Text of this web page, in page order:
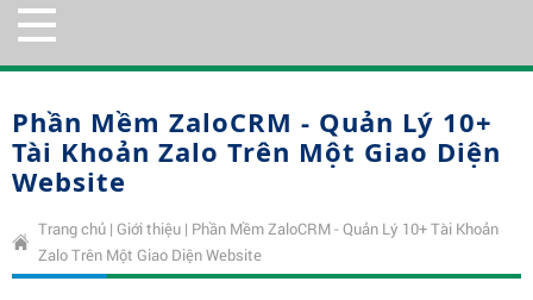
Phần Mềm ZaloCRM - Quản Lý 10+
Tài Khoản Zalo Trên Một Giao Diện
Website
Trang chủ | Giới thiệu | Phần Mềm ZaloCRM - Quản Lý 10+ Tài Khoản
Zalo Trên Một Giao Diện Website